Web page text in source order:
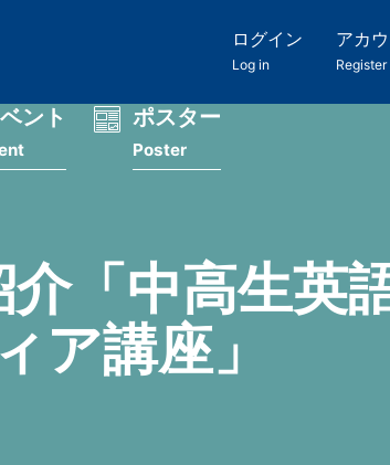
ログイン
Log in
アカ
Register
ント ポスター
Poster
「中高生英
ア講座」